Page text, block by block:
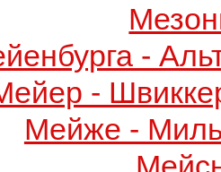
-
-
Мейже -